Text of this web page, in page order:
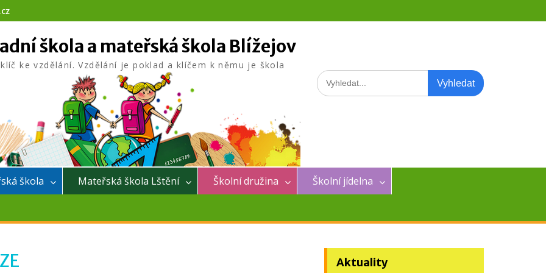
škola a mateřská škola Blížejov
ke vzdělání. Vzdělání je poklad a klíčem k němu je škola
Search
for:
škola Mateřská škola Lštění Školní družina
Školní jídelna
Aktuality